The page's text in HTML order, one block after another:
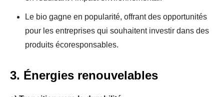
Le bio gagne en popularité, offrant des opportunités
pour les entreprises qui souhaitent investir dans des
produits écoresponsables.
3. Énergies renouvelables